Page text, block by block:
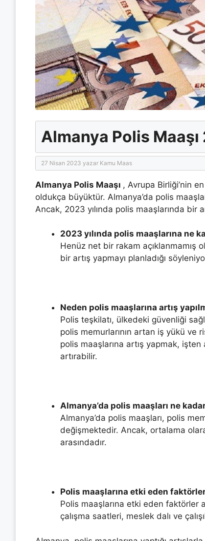
Almanya Polis
27 Nisan 2023 yazar Kamu Maas
Almanya Polis Maaşı , Avrupa Birliği’nin
oldukça büyüktür. Almanya’da polis
Ancak, 2023 yılında polis maaşlarında bir
2023 yılında polis maaşlarına ne
Henüz net bir rakam açıklanmamış
bir artış yapmayı planladığı
Neden polis maaşlarına artış
Polis teşkilatı, ülkedeki güvenliği
polis memurlarının artan iş yükü ve
polis maaşlarına artış yapmak, işten
artırabilir.
Almanya’da polis maaşları ne
Almanya’da polis maaşları, polis
değişmektedir. Ancak, ortalama
arasındadır.
Polis maaşlarına etki eden
Polis maaşlarına etki eden faktörler
çalışma saatleri, meslek dalı ve